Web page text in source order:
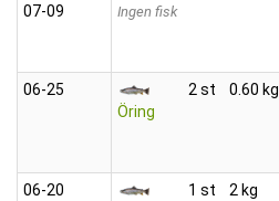
07‑09 Ingen fisk
06‑25
Öring
2 st 0.60 kg
06‑20
1 st 2 kg